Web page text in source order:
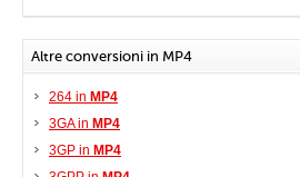
Altre conversioni in MP4
264 in MP4
3GA in MP4
3GP in MP4